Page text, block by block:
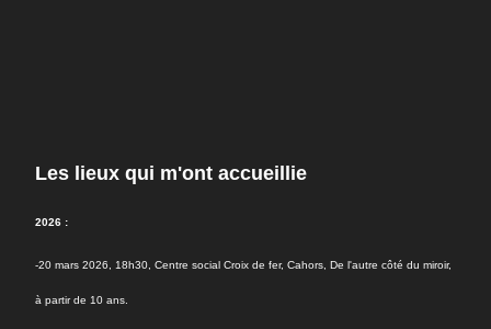
Les lieux qui m'ont accueillie
2026 :
-20 mars 2026, 18h30, Centre social Croix de fer, Cahors, De l'autre côté du miroir,
à partir de 10 ans.